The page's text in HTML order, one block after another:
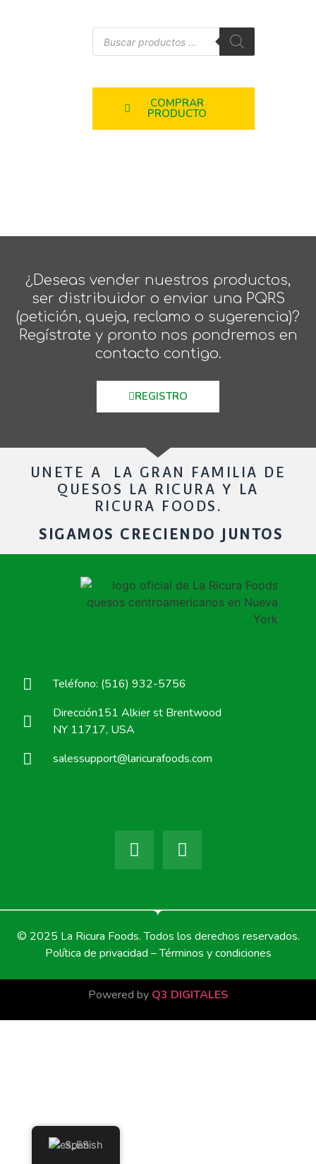
COMPRAR
PRODUCTO
¿Deseas vender nuestros productos,
ser distribuidor o enviar una PQRS
(petición, queja, reclamo o sugerencia)?
Regístrate y pronto nos pondremos en
contacto contigo.
REGISTRO
UNETE A LA GRAN FAMILIA DE
QUESOS LA RICURA Y LA
RICURA FOODS.
SIGAMOS CRECIENDO JUNTOS
Teléfono: (516) 932-5756
Dirección151 Alkier st Brentwood
NY 11717, USA
salessupport@laricurafoods.com
© 2025 La Ricura Foods. Todos los derechos reservados.
Política de privacidad – Términos y condiciones
Powered by Q3 DIGITALES
Spanish